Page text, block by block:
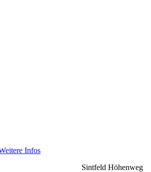
Infos
Sintfeld Höhenweg